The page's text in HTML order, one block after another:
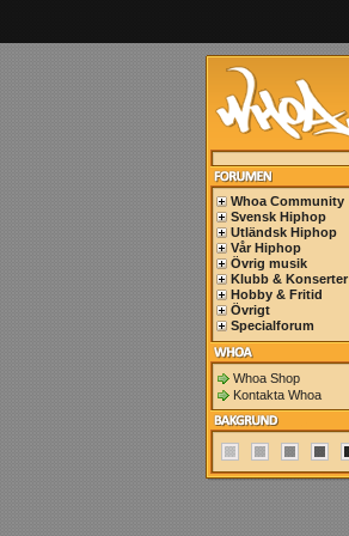
Whoa Community
Svensk Hiphop
Utländsk Hiphop
Vår Hiphop
Övrig musik
Klubb & Konserter
Hobby & Fritid
Övrigt
Specialforum
Whoa Shop
Kontakta Whoa